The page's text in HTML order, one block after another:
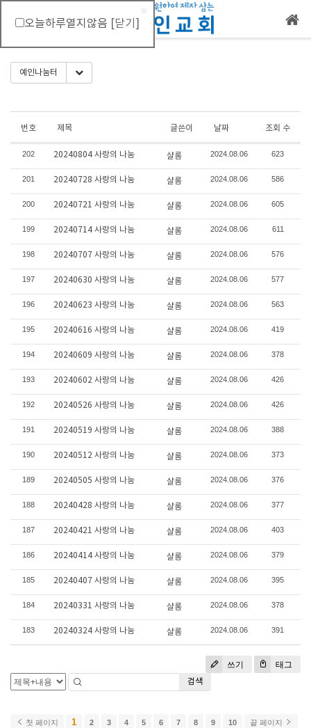
오늘하루열지않음 [닫기]
메뉴 건너뛰기
예인나눔터 Toggle Dropdown
번호 제목 글쓴이 날짜 조회 수
202 20240804 사랑의 나눔 샬롬 2024.08.06 623
201 20240728 사랑의 나눔 샬롬 2024.08.06 586
200 20240721 사랑의 나눔 샬롬 2024.08.06 605
199 20240714 사랑의 나눔 샬롬 2024.08.06 611
198 20240707 사랑의 나눔 샬롬 2024.08.06 576
197 20240630 사랑의 나눔 샬롬 2024.08.06 577
196 20240623 사랑의 나눔 샬롬 2024.08.06 563
195 20240616 사랑의 나눔 샬롬 2024.08.06 419
194 20240609 사랑의 나눔 샬롬 2024.08.06 378
193 20240602 사랑의 나눔 샬롬 2024.08.06 426
192 20240526 사랑의 나눔 샬롬 2024.08.06 426
191 20240519 사랑의 나눔 샬롬 2024.08.06 388
190 20240512 사랑의 나눔 샬롬 2024.08.06 373
189 20240505 사랑의 나눔 샬롬 2024.08.06 376
188 20240428 사랑의 나눔 샬롬 2024.08.06 377
187 20240421 사랑의 나눔 샬롬 2024.08.06 403
186 20240414 사랑의 나눔 샬롬 2024.08.06 379
185 20240407 사랑의 나눔 샬롬 2024.08.06 395
184 20240331 사랑의 나눔 샬롬 2024.08.06 378
183 20240324 사랑의 나눔 샬롬 2024.08.06 391
쓰기 태그
검색
첫 페이지 1 2 3 4 5 6 7 8 9 10 끝 페이지